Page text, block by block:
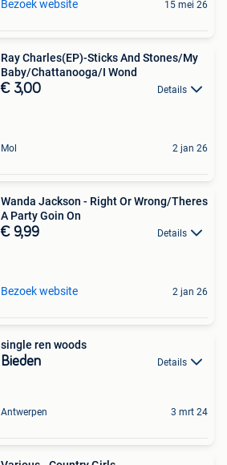
Bezoek website 15 mei 26
Ray Charles(EP)-Sticks And Stones/My
Baby/Chattanooga/I Wond
€ 3,00 Details
Mol 2 jan 26
Wanda Jackson - Right Or Wrong/Theres
A Party Goin On
€ 9,99 Details
Bezoek website 2 jan 26
single ren woods
Bieden Details
Antwerpen 3 mrt 24